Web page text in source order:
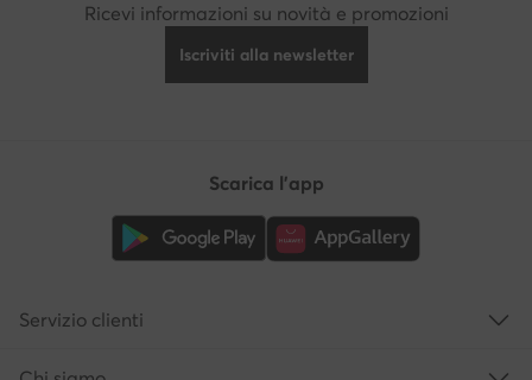
Ricevi informazioni su novità e promozioni
Iscriviti alla newsletter
Scarica l'app
Servizio clienti